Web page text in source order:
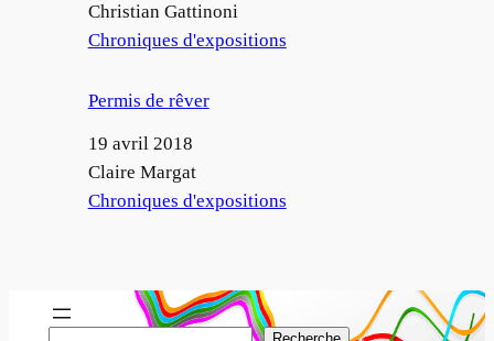
Auteur
Christian Gattinoni
Par rapport à
Chroniques d'expositions
Permis de rêver
Date
19 avril 2018
Auteur
Claire Margat
Par rapport à
Chroniques d'expositions